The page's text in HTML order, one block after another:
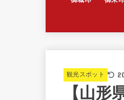
観光スポット
【山形